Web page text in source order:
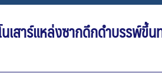
าร์แหล่งซากดึกดำบรรพ์ขึ้น